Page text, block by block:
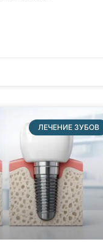
ЛЕЧЕНИЕ ЗУБОВ